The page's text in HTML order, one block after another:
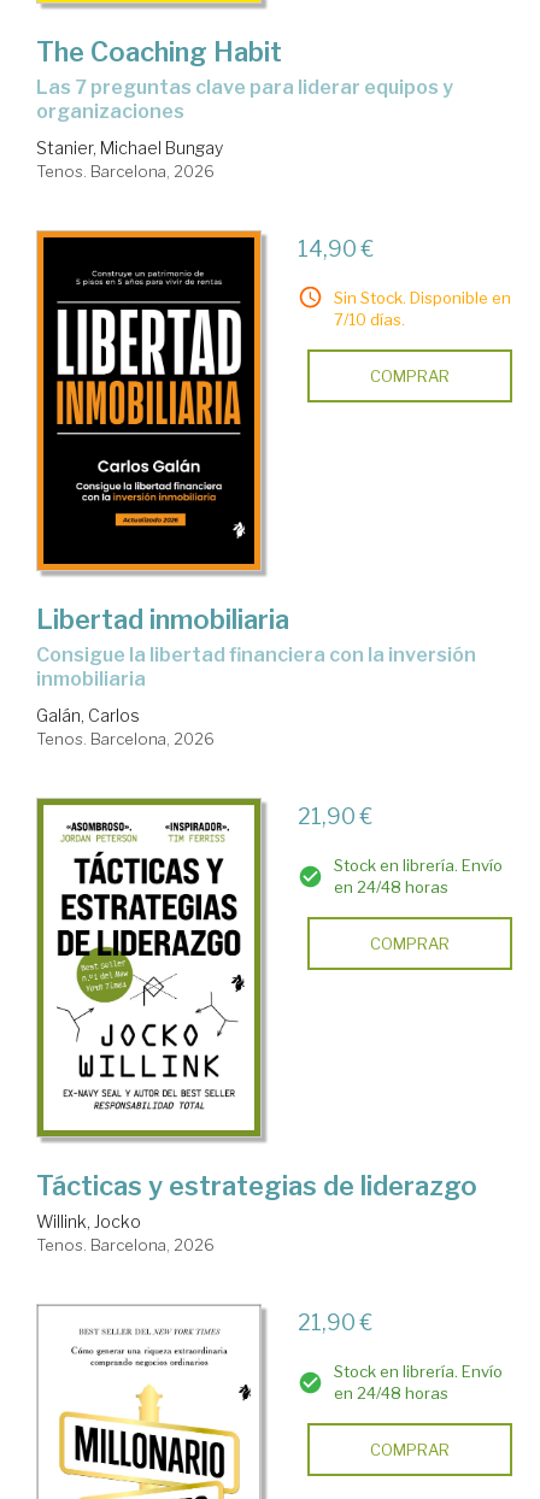
The Coaching Habit
Las 7 preguntas clave para liderar equipos y
organizaciones
Stanier, Michael Bungay
Tenos. Barcelona, 2026
14,90 €
Sin Stock. Disponible en
7/10 días.
COMPRAR
Libertad inmobiliaria
Consigue la libertad financiera con la inversión
inmobiliaria
Galán, Carlos
Tenos. Barcelona, 2026
21,90 €
Stock en librería. Envío
en 24/48 horas
COMPRAR
Tácticas y estrategias de liderazgo
Willink, Jocko
Tenos. Barcelona, 2026
21,90 €
Stock en librería. Envío
en 24/48 horas
COMPRAR